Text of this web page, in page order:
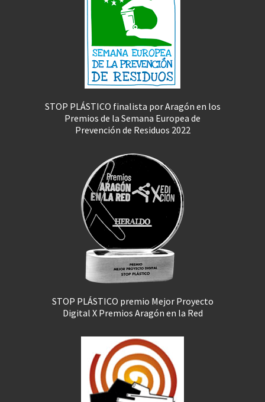
STOP PLÁSTICO finalista por Aragón en los
Premios de la Semana Europea de
Prevención de Residuos 2022
STOP PLÁSTICO premio Mejor Proyecto
Digital X Premios Aragón en la Red